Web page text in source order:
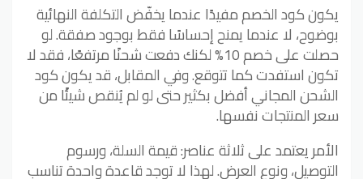
يكون كود الخصم مفيدًا عندما يخفّض التكلفة النهائية
بوضوح، لا عندما يمنح إحساسًا فقط بوجود صفقة. لو
حصلت على خصم 10% لكنك دفعت شحنًا مرتفعًا، فقد لا
تكون استفدت كما تتوقع. وفي المقابل، قد يكون كود
الشحن المجاني أفضل بكثير حتى لو لم يُنقص شيئًا من
سعر المنتجات نفسها.
الأمر يعتمد على ثلاثة عناصر: قيمة السلة، ورسوم
التوصيل، ونوع العرض. لهذا لا توجد قاعدة واحدة تناسب